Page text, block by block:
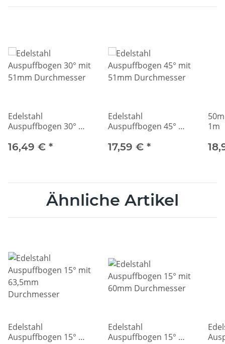
Edelstahl
Auspuffbogen 30° mit
16,49 € *
Edelstahl
Auspuffbogen 45° mit
17,59 € *
1m
Ähnliche Artikel
Edelstahl
Auspuffbogen 15° mit
Edelstahl
Auspuffbogen 15° mit